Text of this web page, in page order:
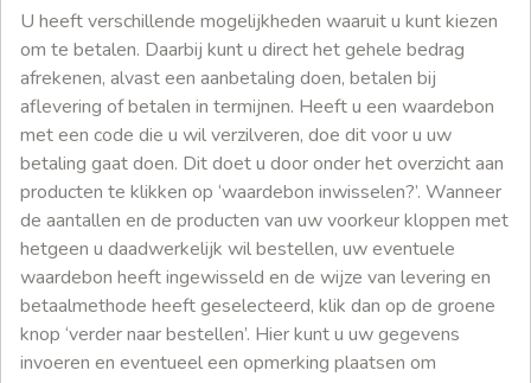
U heeft verschillende mogelijkheden waaruit u kunt kiezen
om te betalen. Daarbij kunt u direct het gehele bedrag
afrekenen, alvast een aanbetaling doen, betalen bij
aflevering of betalen in termijnen. Heeft u een waardebon
met een code die u wil verzilveren, doe dit voor u uw
betaling gaat doen. Dit doet u door onder het overzicht aan
producten te klikken op ‘waardebon inwisselen?’. Wanneer
de aantallen en de producten van uw voorkeur kloppen met
hetgeen u daadwerkelijk wil bestellen, uw eventuele
waardebon heeft ingewisseld en de wijze van levering en
betaalmethode heeft geselecteerd, klik dan op de groene
knop ‘verder naar bestellen’. Hier kunt u uw gegevens
invoeren en eventueel een opmerking plaatsen om